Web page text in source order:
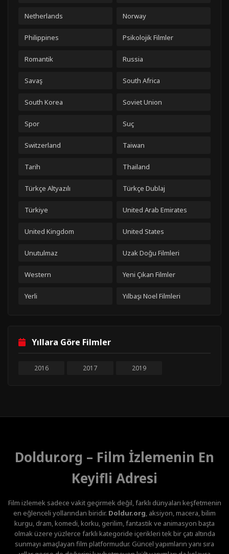
Netherlands Norway
Philippines Psikolojik Filmler
Romantik Russia
Savaş South Africa
South Korea Soviet Union
Spor Suç
Switzerland Taiwan
Tarih Thailand
Türkçe Altyazılı Türkçe Dublaj
Türkiye United Arab Emirates
United Kingdom United States
Unutulmaz Uzak Doğu Filmleri
Western Yeni Çıkan Filmler
Yerli Yılbaşı Noel Filmleri
Yıllara Göre Filmler
2016 2017 2019
Doldur.org – Film İzlemenin En
Keyifli Adresi
Film izlemek sadece vakit geçirmek değil, farklı dünyaları keşfetmenin
en eğlenceli yollarından biridir. Doldur.org, aksiyon, macera, bilim
kurgu, dram, komedi, korku, gerilim, fantastik ve animasyon başta
olmak üzere yüzlerce farklı kategoride içerikleri tek bir çatı altında
sunmayı amaçlayan film platformudur. Güncel yapımların yanı sıra